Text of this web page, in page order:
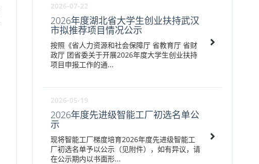
2026-07-22
2026年度湖北省大学生创业扶持武汉
市拟推荐项目情况公示
按照《省人力资源和社会保障厅 省教育厅 省财
政厅 团省委关于开展2026年度大学生创业扶持
项目申报工作的通...
2026-05-19
2026年度先进级智能工厂初选名单公
示
现将智能工厂梯度培育2026年度先进级智能工
厂初选名单予以公示（见附件），如有异议，请
在公示期内以书面形...